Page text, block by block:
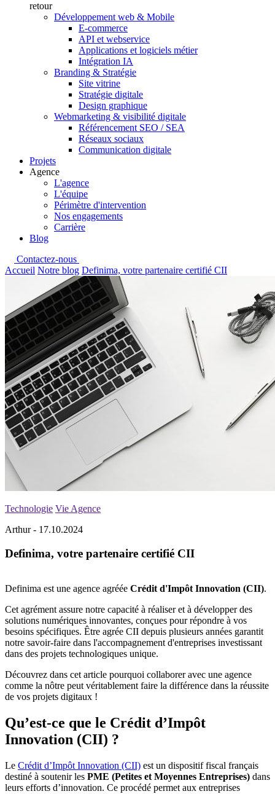
retour
Développement web & Mobile
E-commerce
API et webservice
Applications et logiciels métier
Intégration IA
Branding & Stratégie
Site vitrine
Stratégie digitale
Design graphique
Webmarketing & visibilité digitale
Référencement SEO / SEA
Réseaux sociaux
Communication digitale
Projets
Agence
L'agence
L'équipe
Périmètre d'intervention
Nos engagements
Carrière
Blog
Contactez-nous
Accueil Notre blog Definima, votre partenaire certifié CII
Technologie Vie Agence
Arthur - 17.10.2024
Definima, votre partenaire certifié CII
Definima est une agence agréée Crédit d'Impôt Innovation (CII).
Cet agrément assure notre capacité à réaliser et à développer des
solutions numériques innovantes, conçues pour répondre à vos
besoins spécifiques. Être agrée CII depuis plusieurs années garantit
notre savoir-faire dans l'accompagnement d'entreprises investissant
dans des projets technologiques unique.
Découvrez dans cet article pourquoi collaborer avec une agence
comme la nôtre peut véritablement faire la différence dans la réussite
de vos projets digitaux !
Qu’est-ce que le Crédit d’Impôt
Innovation (CII) ?
Le Crédit d’Impôt Innovation (CII) est un dispositif fiscal français
destiné à soutenir les PME (Petites et Moyennes Entreprises) dans
leurs efforts d’innovation. Ce procédé permet aux entreprises